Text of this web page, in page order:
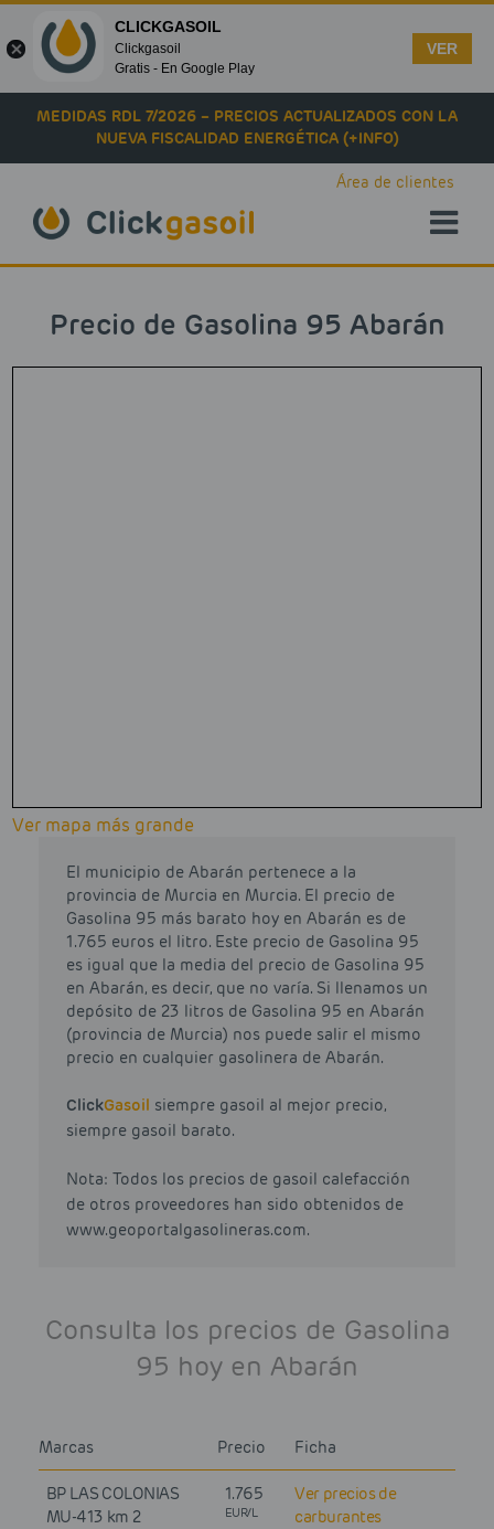
Skip to main content
MEDIDAS RDL 7/2026 – PRECIOS ACTUALIZADOS CON LA
NUEVA FISCALIDAD ENERGÉTICA (+INFO)
Área de clientes
Precio de Gasolina 95 Abarán
Ver mapa más grande
El municipio de Abarán pertenece a la
provincia de Murcia en Murcia. El precio de
Gasolina 95 más barato hoy en Abarán es de
1.765 euros el litro. Este precio de Gasolina 95
es igual que la media del precio de Gasolina 95
en Abarán, es decir, que no varía. Si llenamos un
depósito de 23 litros de Gasolina 95 en Abarán
(provincia de Murcia) nos puede salir el mismo
precio en cualquier gasolinera de Abarán.
ClickGasoil siempre gasoil al mejor precio,
siempre gasoil barato.
Nota: Todos los precios de gasoil calefacción
de otros proveedores han sido obtenidos de
www.geoportalgasolineras.com.
Consulta los precios de Gasolina
95 hoy en Abarán
Marcas Precio Ficha
BP LAS COLONIAS
MU-413 km 2
1.765
EUR/L
Ver precios de
carburantes
CLICKGASOIL
Clickgasoil
Gratis - En Google Play
VER